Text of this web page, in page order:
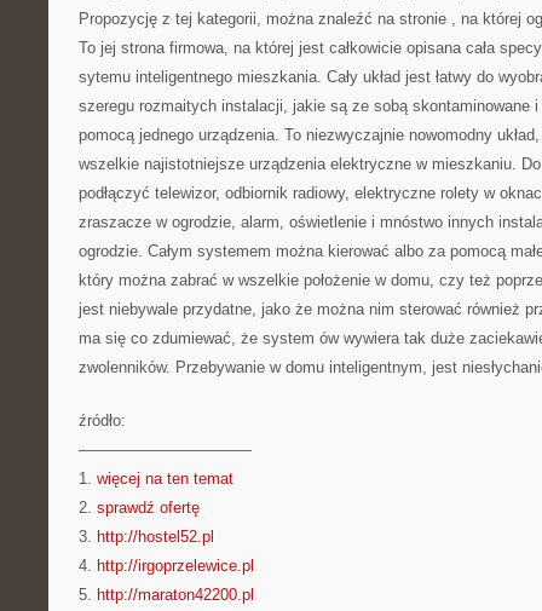
Propozycję z tej kategorii, można znaleźć na stronie , na której
To jej strona firmowa, na której jest całkowicie opisana cała
sytemu inteligentnego mieszkania. Cały układ jest łatwy do
szeregu rozmaitych instalacji, jakie są ze sobą skontaminowane
pomocą jednego urządzenia. To niezwyczajnie nowomodny
wszelkie najistotniejsze urządzenia elektryczne w mieszkaniu.
podłączyć telewizor, odbiornik radiowy, elektryczne rolety w
zraszacze w ogrodzie, alarm, oświetlenie i mnóstwo innych
ogrodzie. Całym systemem można kierować albo za pomocą
który można zabrać w wszelkie położenie w domu, czy też
jest niebywale przydatne, jako że można nim sterować również
ma się co zdumiewać, że system ów wywiera tak duże
zwolenników. Przebywanie w domu inteligentnym, jest
źródło:
———————————
1. więcej na ten temat
2. sprawdź ofertę
3. http://hostel52.pl
4. http://irgoprzelewice.pl
5. http://maraton42200.pl